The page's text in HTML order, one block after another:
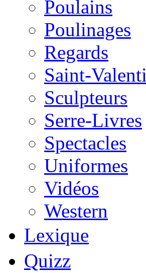
Poulains
Poulinages
Regards
Saint-
Sculpteurs
Serre-Livres
Spectacles
Uniformes
Vidéos
Western
Lexique
Quizz